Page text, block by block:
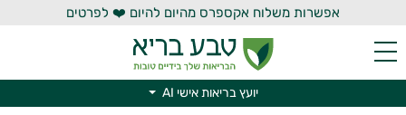
אפשרות משלוח אקספרס מהיום להיום ❤️ לפרטים
יועץ בריאות אישי AI